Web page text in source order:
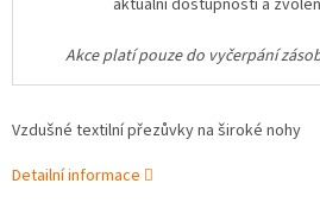
aktuální dostupnosti a
Akce platí pouze do vyčerpání
Vzdušné textilní přezůvky na široké nohy
Detailní informace